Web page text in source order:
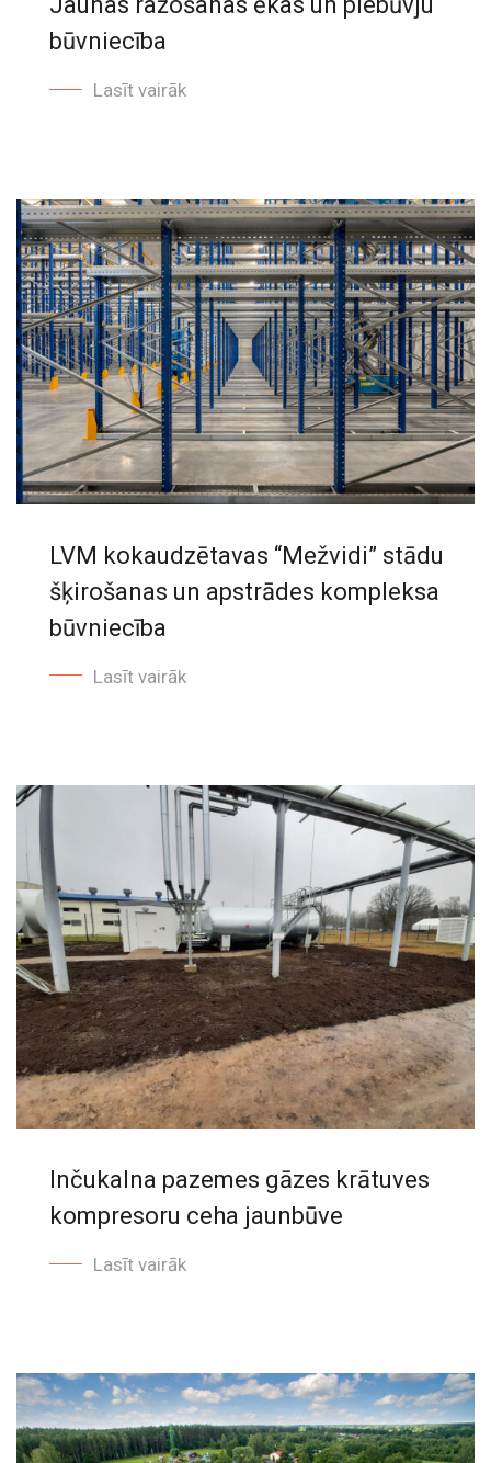
būvniecība
Lasīt vairāk
LVM kokaudzētavas “Mežvidi” stādu
šķirošanas un apstrādes kompleksa
būvniecība
Lasīt vairāk
Inčukalna pazemes gāzes krātuves
kompresoru ceha jaunbūve
Lasīt vairāk